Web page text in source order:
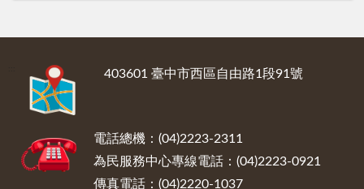
403601 臺中市西區自由路1段91號
電話總機：(04)2223-2311
為民服務中心專線電話：(04)2223-0921
傳真電話：(04)2220-1037